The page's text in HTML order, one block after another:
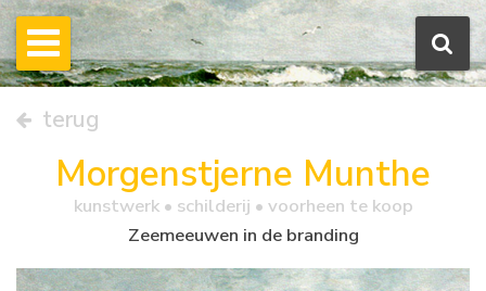
terug
Morgenstjerne Munthe
kunstwerk • schilderij • voorheen te koop
Zeemeeuwen in de branding